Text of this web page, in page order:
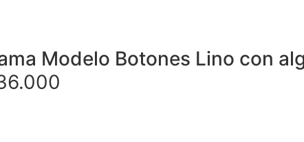
Modelo Botones Lino con